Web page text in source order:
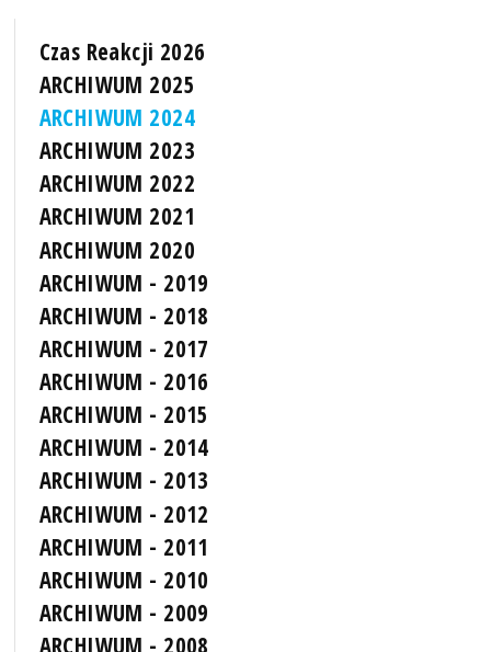
Czas Reakcji 2026
ARCHIWUM 2025
ARCHIWUM 2024
ARCHIWUM 2023
ARCHIWUM 2022
ARCHIWUM 2021
ARCHIWUM 2020
ARCHIWUM - 2019
ARCHIWUM - 2018
ARCHIWUM - 2017
ARCHIWUM - 2016
ARCHIWUM - 2015
ARCHIWUM - 2014
ARCHIWUM - 2013
ARCHIWUM - 2012
ARCHIWUM - 2011
ARCHIWUM - 2010
ARCHIWUM - 2009
ARCHIWUM - 2008